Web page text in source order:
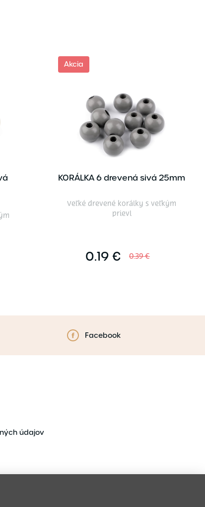
Akcia
KORÁLKA 6 drevená sivá 25mm
Veľké drevené korálky s veľkým
prievl
0.19 € 0.39 €
Facebook
údajov